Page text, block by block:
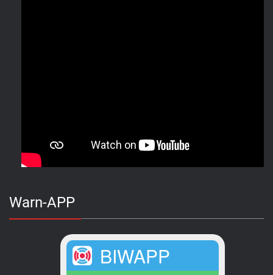
Warn-APP
BIWAPP